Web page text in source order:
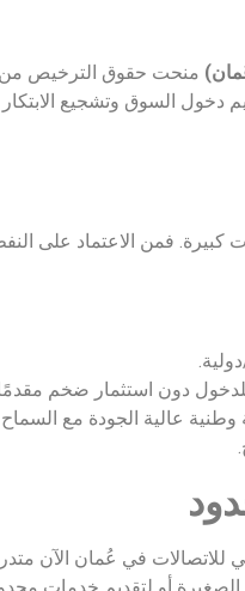
منحت حقوق الترخيص من
دخول السوق وتشجيع
فمن الاعتماد على
دون استثمار ضخم
عالية الجودة مع
في عُمان الآن